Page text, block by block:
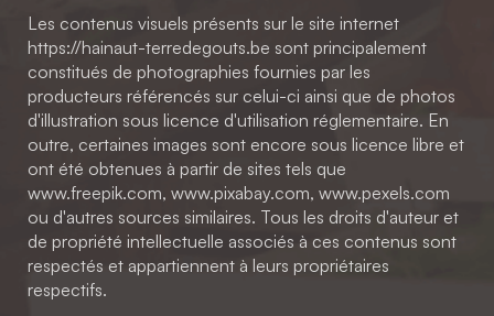
Les contenus visuels présents sur le site internet
https://hainaut-terredegouts.be sont principalement
constitués de photographies fournies par les
producteurs référencés sur celui-ci ainsi que de photos
d'illustration sous licence d'utilisation réglementaire. En
outre, certaines images sont encore sous licence libre et
ont été obtenues à partir de sites tels que
www.freepik.com, www.pixabay.com, www.pexels.com
ou d'autres sources similaires. Tous les droits d'auteur et
de propriété intellectuelle associés à ces contenus sont
respectés et appartiennent à leurs propriétaires
respectifs.